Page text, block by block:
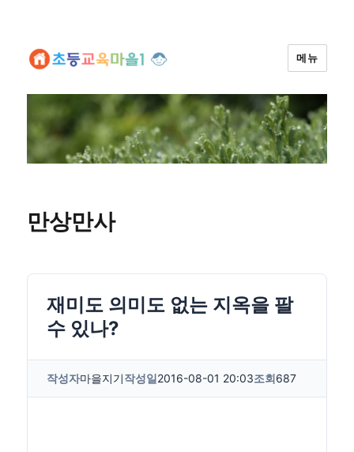
메뉴
만상만사
재미도 의미도 없는 지옥을 팔
수 있나?
작성자마을지기작성일2016-08-01 20:03조회687